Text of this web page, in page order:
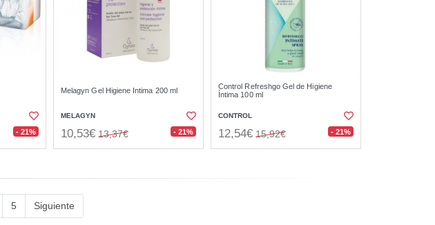
- 21%
Melagyn Gel Higiene Intima 200 ml
MELAGYN
10,53€ 13,37€ - 21%
Control Refreshgo Gel de Higiene
Íntima 100 ml
CONTROL
12,54€ 15,92€ - 21%
5 Siguiente